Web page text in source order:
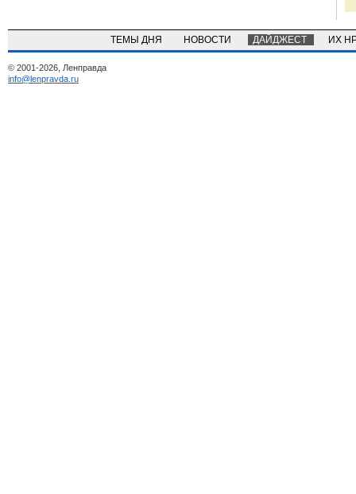
ТЕМЫ ДНЯ НОВОСТИ ДАЙДЖЕСТ ИХ
© 2001-2026, Ленправда
info@lenpravda.ru